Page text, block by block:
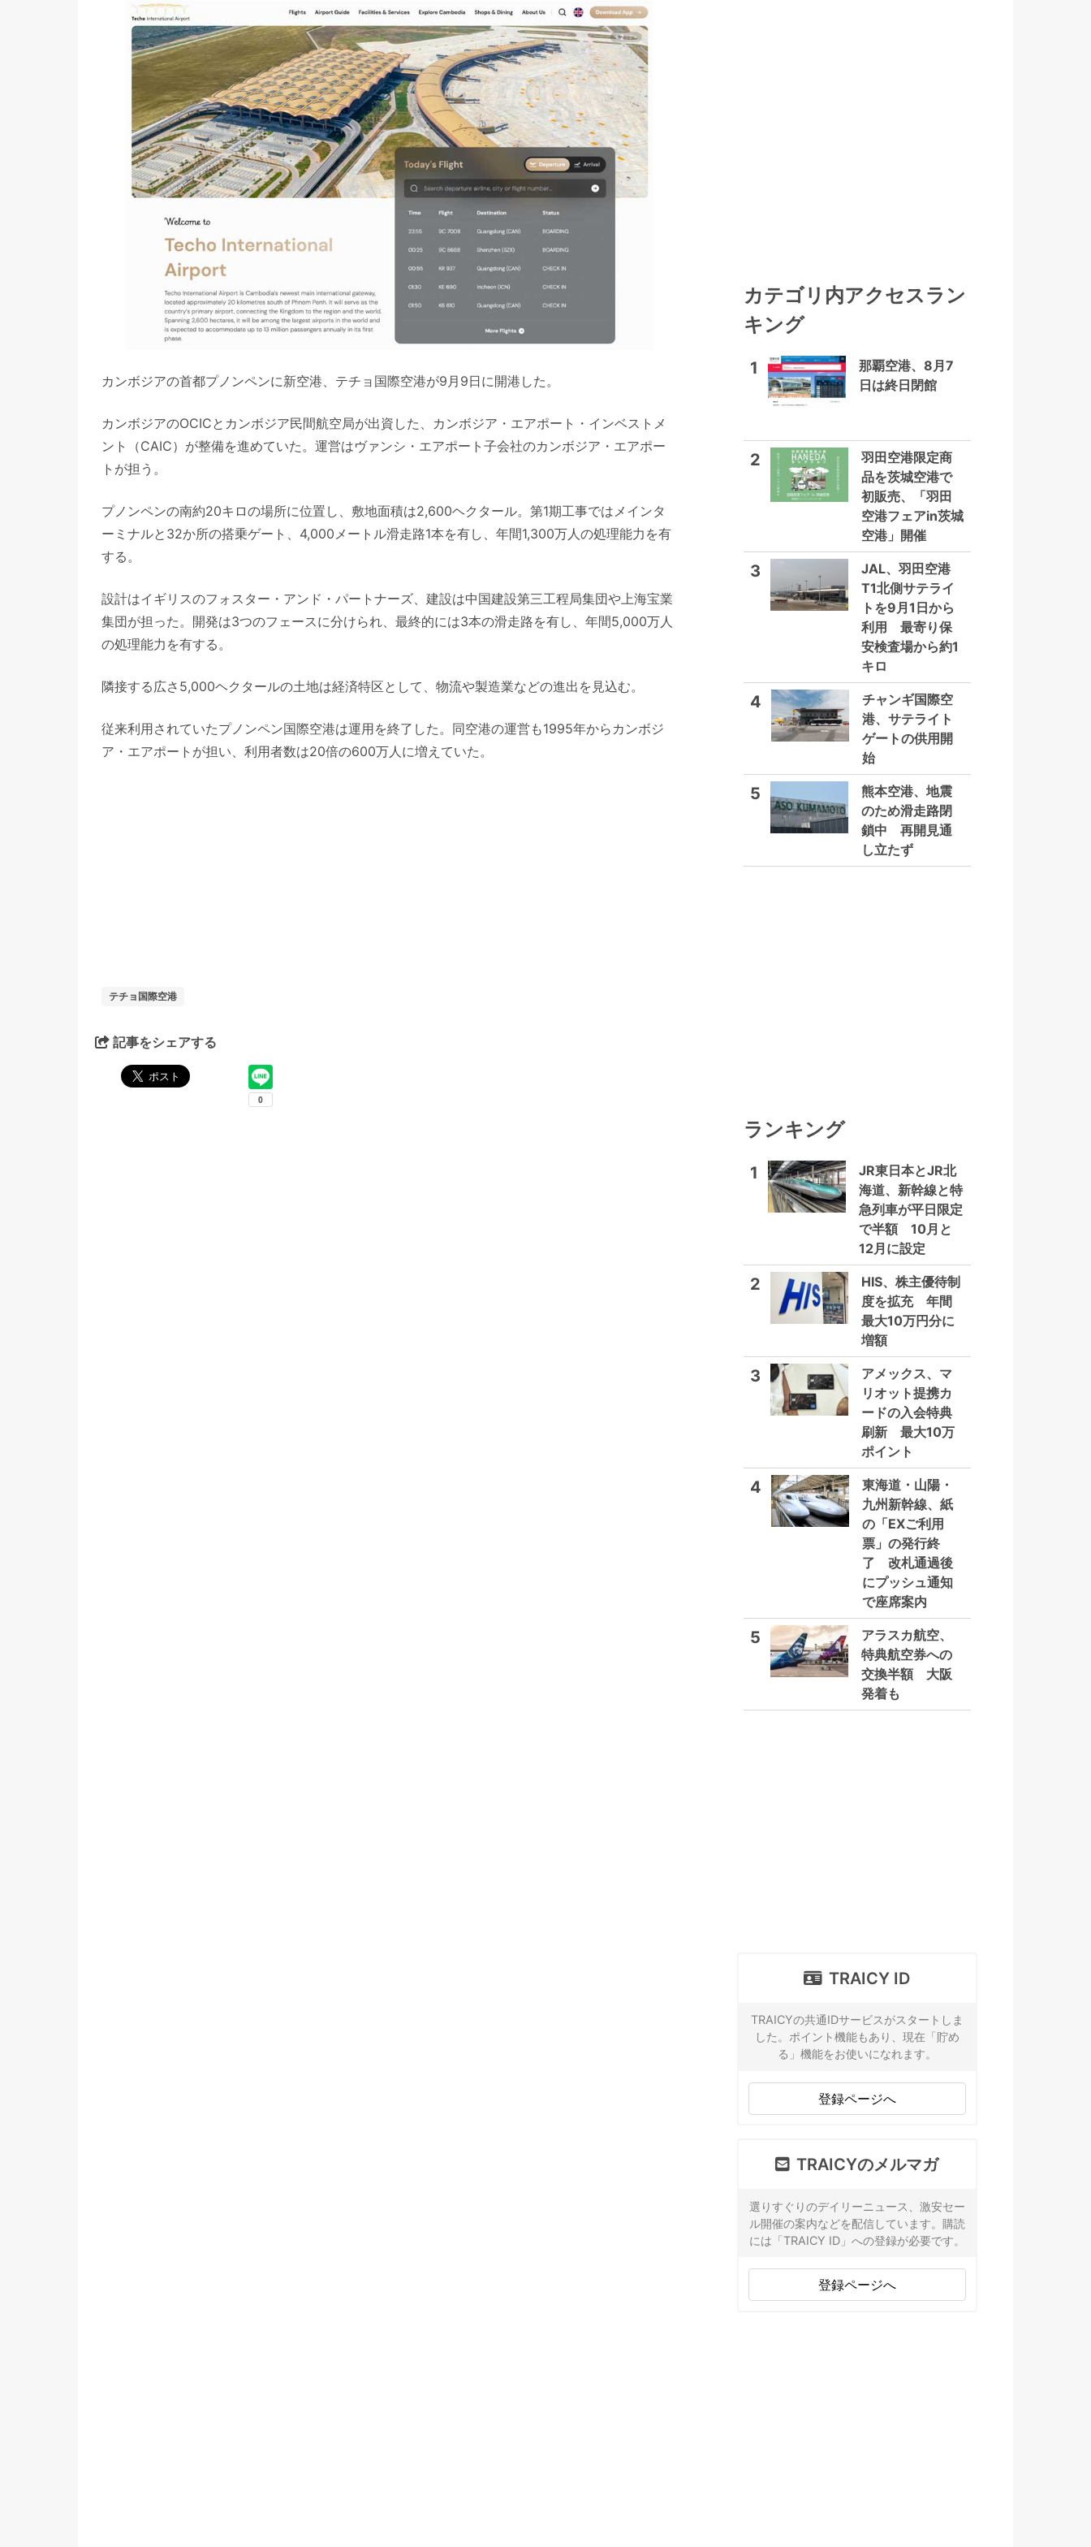
カンボジアの首都プノンペンに新空港、テチョ国際空港が9月9日に開港した。
カンボジアのOCICとカンボジア民間航空局が出資した、カンボジア・エアポート・インベストメ
ント（CAIC）が整備を進めていた。運営はヴァンシ・エアポート子会社のカンボジア・エアポー
トが担う。
プノンペンの南約20キロの場所に位置し、敷地面積は2,600ヘクタール。第1期工事ではメインタ
ーミナルと32か所の搭乗ゲート、4,000メートル滑走路1本を有し、年間1,300万人の処理能力を有
する。
設計はイギリスのフォスター・アンド・パートナーズ、建設は中国建設第三工程局集団や上海宝業
集団が担った。開発は3つのフェースに分けられ、最終的には3本の滑走路を有し、年間5,000万人
の処理能力を有する。
隣接する広さ5,000ヘクタールの土地は経済特区として、物流や製造業などの進出を見込む。
従来利用されていたプノンペン国際空港は運用を終了した。同空港の運営も1995年からカンボジ
ア・エアポートが担い、利用者数は20倍の600万人に増えていた。
テチョ国際空港
記事をシェアする
カテゴリ内アクセスラン
キング
1
那覇空港、8月7
日は終日閉館
2
羽田空港限定商
品を茨城空港で
初販売、「羽田
空港フェアin茨城
空港」開催
3
JAL、羽田空港
T1北側サテライ
トを9月1日から
利用 最寄り保
安検査場から約1
キロ
4
チャンギ国際空
港、サテライト
ゲートの供用開
始
5
熊本空港、地震
のため滑走路閉
鎖中 再開見通
し立たず
ランキング
1
JR東日本とJR北
海道、新幹線と特
急列車が平日限定
で半額 10月と
12月に設定
2
HIS、株主優待制
度を拡充 年間
最大10万円分に
増額
3
アメックス、マ
リオット提携カ
ードの入会特典
刷新 最大10万
ポイント
4
東海道・山陽・
九州新幹線、紙
の「EXご利用
票」の発行終
了 改札通過後
にプッシュ通知
で座席案内
5
アラスカ航空、
特典航空券への
交換半額 大阪
発着も
TRAICY ID
TRAICYの共通IDサービスがスタートしま
した。ポイント機能もあり、現在「貯め
る」機能をお使いになれます。
登録ページへ
TRAICYのメルマガ
選りすぐりのデイリーニュース、激安セー
ル開催の案内などを配信しています。購読
には「TRAICY ID」への登録が必要です。
登録ページへ